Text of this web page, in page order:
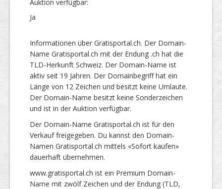
Auktion verfügbar:
Ja
Informationen über Gratisportal.ch. Der Domain-
Name Gratisportal.ch mit der Endung .ch hat die
TLD-Herkunft Schweiz. Der Domain-Name ist
aktiv seit 19 Jahren. Der Domainbegriff hat ein
Länge von 12 Zeichen und besitzt keine Umlaute.
Der Domain-Name besitzt keine Sonderzeichen
und ist in der Auktion verfügbar.
Der Domain-Name Gratisportal.ch ist für den
Verkauf freigegeben. Du kannst den Domain-
Namen Gratisportal.ch mittels «Sofort kaufen»
dauerhaft übernehmen.
www.gratisportal.ch ist ein Premium Domain-
Name mit zwölf Zeichen und der Endung (TLD,